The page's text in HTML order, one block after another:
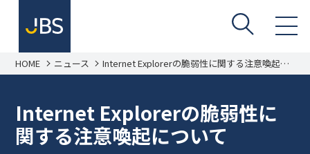
HOME ニュース Internet Explorerの脆弱性に関する注意喚起に
ついて
Internet Explorerの脆弱性に
関する注意喚起について